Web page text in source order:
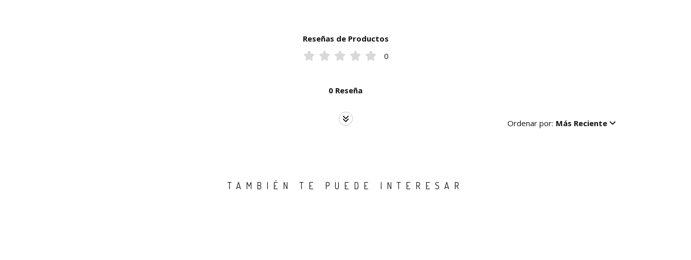
Reseñas de Productos
0
0 Reseña
Ordenar por: Más Reciente
TAMBIÉN TE PUEDE INTERESAR